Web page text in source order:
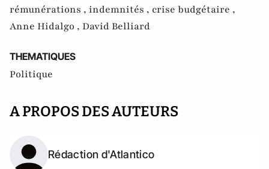
rémunérations , indemnités , crise budgétaire ,
Anne Hidalgo , David Belliard
THEMATIQUES
Politique
A PROPOS DES AUTEURS
Rédaction d'Atlantico